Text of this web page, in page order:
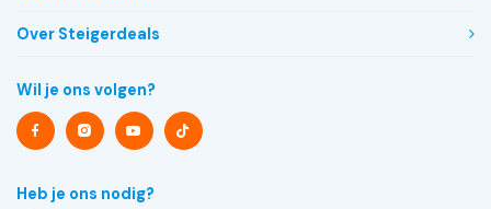
Over Steigerdeals
Wil je ons volgen?
Heb je ons nodig?